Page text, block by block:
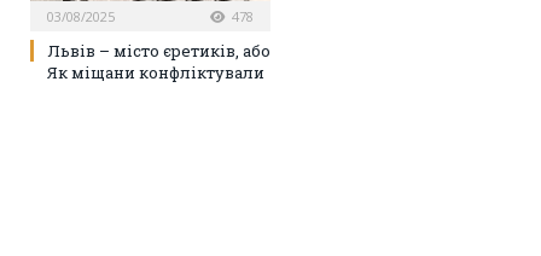
03/08/2025 478
Львів – місто єретиків, або
Як міщани конфліктували